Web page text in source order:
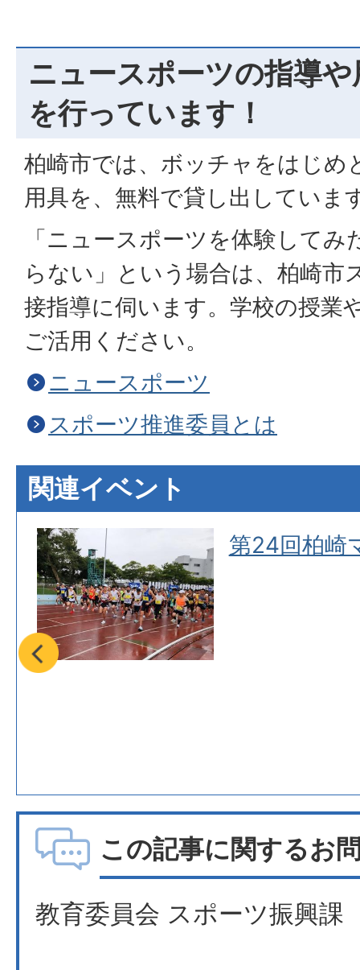
ニュースポーツの指導
を行っています！
柏崎市では、ボッチャをはじめ
用具を、無料で貸し出していま
「ニュースポーツを体験して
らない」という場合は、柏崎市
接指導に伺います。学校の授業
ご活用ください。
ニュースポーツ
スポーツ推進委員とは
関連イベント
第24回柏崎
この記事に関するお
教育委員会 スポーツ振興課